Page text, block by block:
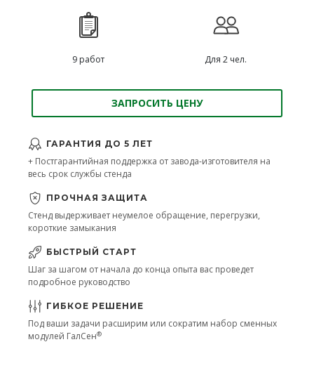
9 работ Для 2 чел.
ЗАПРОСИТЬ ЦЕНУ
ГАРАНТИЯ ДО 5 ЛЕТ
+ Постгарантийная поддержка от завода-изготовителя на
весь срок службы стенда
ПРОЧНАЯ ЗАЩИТА
Стенд выдерживает неумелое обращение, перегрузки,
короткие замыкания
БЫСТРЫЙ СТАРТ
Шаг за шагом от начала до конца опыта вас проведет
подробное руководство
ГИБКОЕ РЕШЕНИЕ
Под ваши задачи расширим или сократим набор сменных
модулей ГалСен®